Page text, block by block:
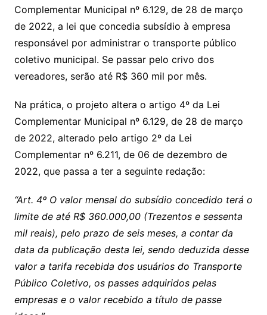
Complementar Municipal nº 6.129, de 28 de março
de 2022, a lei que concedia subsídio à empresa
responsável por administrar o transporte público
coletivo municipal. Se passar pelo crivo dos
vereadores, serão até R$ 360 mil por mês.
Na prática, o projeto altera o artigo 4º da Lei
Complementar Municipal nº 6.129, de 28 de março
de 2022, alterado pelo artigo 2º da Lei
Complementar nº 6.211, de 06 de dezembro de
2022, que passa a ter a seguinte redação:
“Art. 4º O valor mensal do subsídio concedido terá o
limite de até R$ 360.000,00 (Trezentos e sessenta
mil reais), pelo prazo de seis meses, a contar da
data da publicação desta lei, sendo deduzida desse
valor a tarifa recebida dos usuários do Transporte
Público Coletivo, os passes adquiridos pelas
empresas e o valor recebido a título de passe